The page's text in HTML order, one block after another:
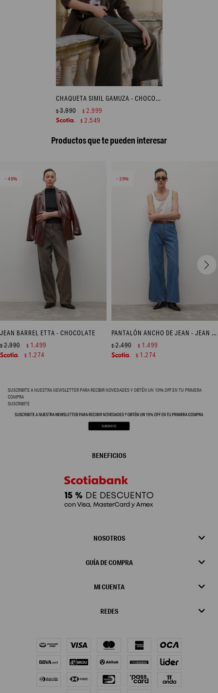
CHAQUETA SIMIL GAMUZA - CHOCOLATE
$3.990 $ 2.999
$ 2.549
Productos que te pueden interesar
49
JEAN BARREL ETTA - CHOCOLATE
$2.990 $ 1.499
$ 1.274
39
PANTALÓN ANCHO DE JEAN - JEAN MEDIO
$2.490 $ 1.499
$ 1.274
SUSCRIBITE A NUESTRA NEWSLETTER PARA RECIBIR NOVEDADES Y OBTÉN UN 10% OFF EN TU PRIMERA
COMPRA
SUSCRIBITE
NOSOTROS
GUÍA DE COMPRA
MI CUENTA
REDES
BENEFICIOS